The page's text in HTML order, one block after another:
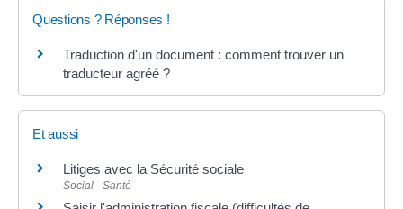
Questions ? Réponses !
Traduction d'un document : comment trouver un
traducteur agréé ?
Et aussi
Litiges avec la Sécurité sociale
Social - Santé